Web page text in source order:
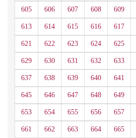
605 606 607 608 609
613 614 615 616 617
621 622 623 624 625
629 630 631 632 633
637 638 639 640 641
645 646 647 648 649
653 654 655 656 657
661 662 663 664 665